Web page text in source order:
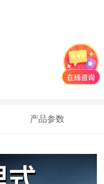
产品参数